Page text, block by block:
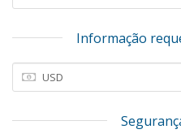
Informação